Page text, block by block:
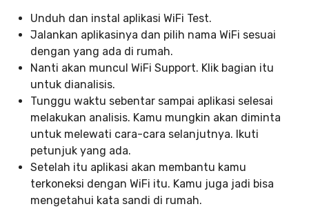
Unduh dan instal aplikasi WiFi Test.
Jalankan aplikasinya dan pilih nama WiFi sesuai
dengan yang ada di rumah.
Nanti akan muncul WiFi Support. Klik bagian itu
untuk dianalisis.
Tunggu waktu sebentar sampai aplikasi selesai
melakukan analisis. Kamu mungkin akan diminta
untuk melewati cara-cara selanjutnya. Ikuti
petunjuk yang ada.
Setelah itu aplikasi akan membantu kamu
terkoneksi dengan WiFi itu. Kamu juga jadi bisa
mengetahui kata sandi di rumah.